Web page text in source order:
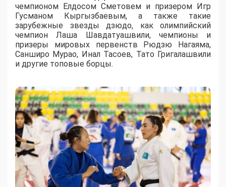
чемпионом Елдосом Сметовем и призером Игр
Гусманом Кыргызбаевым, а также такие
зарубежные звезды дзюдо, как олимпийский
чемпион Лаша Шавдатуашвили, чемпионы и
призеры мировых первенств Рюдзю Нагаяма,
Санширо Мурао, Инал Тасоев, Тато Григалашвили
и другие топовые борцы.